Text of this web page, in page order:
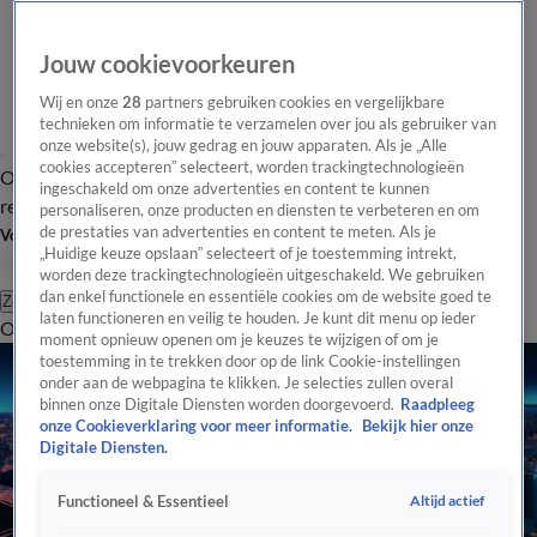
Overzicht Laatste nieuws Regionieuws Het beste van Hart
Tip de
redactie
Volg Hart van Nederland
Zoeken
OverzichtRegioUitzendingenWeerTip de redactiePanelVideo's
Jouw cookievoorkeuren
Wij en onze28 partners gebruiken cookies en vergelijkbare
technieken om informatie te verzamelen over jou als gebruiker van
onze website(s), jouw gedrag en jouw apparaten. Als je „Alle
cookies accepteren” selecteert, worden trackingtechnologieën
ingeschakeld om onze advertenties en content te kunnen
personaliseren, onze producten en diensten te verbeteren en om
de prestaties van advertenties en content te meten. Als je
„Huidige keuze opslaan” selecteert of je toestemming intrekt,
worden deze trackingtechnologieën uitgeschakeld. We gebruiken
dan enkel functionele en essentiële cookies om de website goed te
laten functioneren en veilig te houden. Je kunt dit menu op ieder
moment opnieuw openen om je keuzes te wijzigen of om je
toestemming in te trekken door op de link Cookie-instellingen
onder aan de webpagina te klikken. Je selecties zullen overal
binnen onze Digitale Diensten worden doorgevoerd. Raadpleeg
onze Cookieverklaring voor meer informatie.
Bekijk hier onze
Digitale Diensten.
Functioneel & Essentieel Altijd actief